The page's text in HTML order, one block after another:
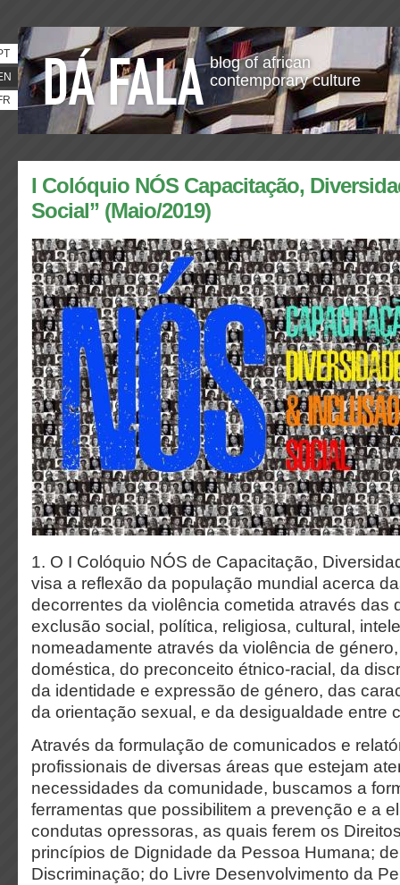
blog of african
contemporary culture
I Colóquio NÓS Capacitação,
Social” (Maio/2019)
1. O I Colóquio NÓS de Capacitação,
visa a reflexão da população mundial acerca
decorrentes da violência cometida através das
exclusão social, política, religiosa, cultural,
nomeadamente através da violência de
doméstica, do preconceito étnico-racial, da
da identidade e expressão de género, das
da orientação sexual, e da desigualdade entre
Através da formulação de comunicados e
profissionais de diversas áreas que estejam
necessidades da comunidade, buscamos a
ferramentas que possibilitem a prevenção e a
condutas opressoras, as quais ferem os
princípios de Dignidade da Pessoa Humana;
Discriminação; do Livre Desenvolvimento da